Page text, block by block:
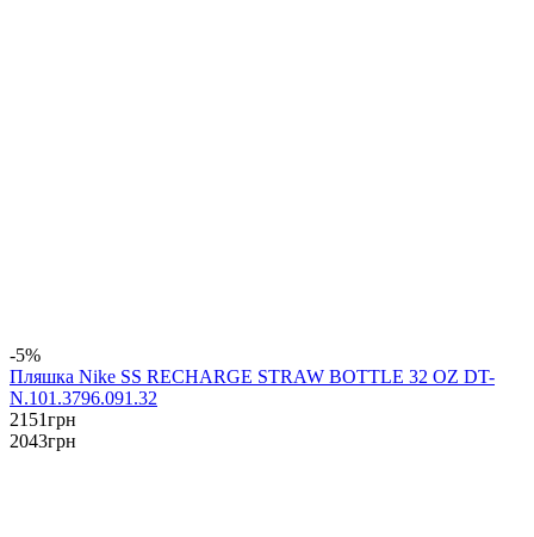
-5%
Пляшка Nike SS RECHARGE STRAW BOTTLE 32 OZ DT-
N.101.3796.091.32
2151грн
2043грн